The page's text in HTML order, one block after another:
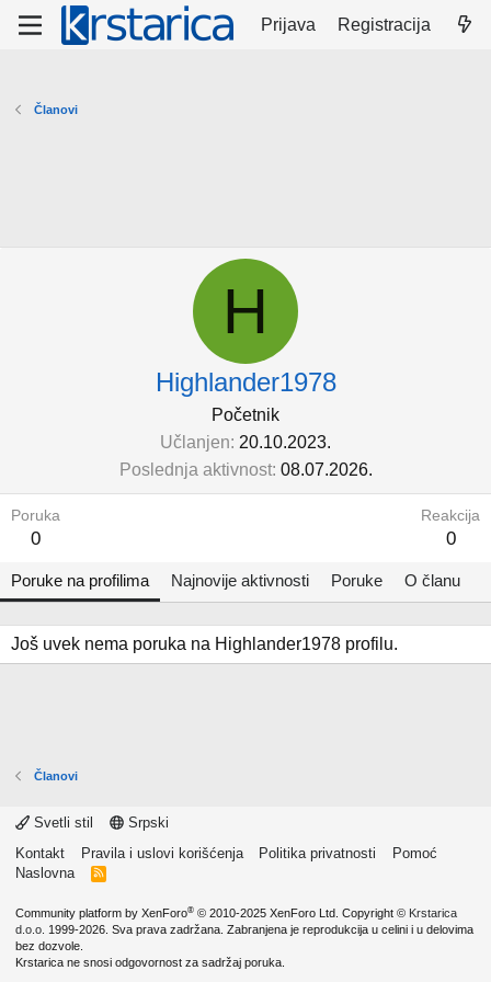
Prijava Registracija
Članovi
H
Highlander1978
Početnik
Učlanjen 20.10.2023.
Poslednja aktivnost 08.07.2026.
Poruka
0
Reakcija
0
Poruke na profilima Najnovije aktivnosti Poruke O članu
Još uvek nema poruka na Highlander1978 profilu.
Članovi
Svetli stil
Srpski
Kontakt
Pravila i uslovi korišćenja Politika privatnosti
Pomoć
Naslovna
R
Community platform by XenForo® © 2010-2025 XenForo Ltd. Copyright © Krstarica
d.o.o. 1999-2026. Sva prava zadržana. Zabranjena je reprodukcija u celini i u delovima
bez dozvole.
Krstarica ne snosi odgovornost za sadržaj poruka.